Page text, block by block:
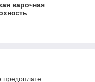
варочная
предоплате.